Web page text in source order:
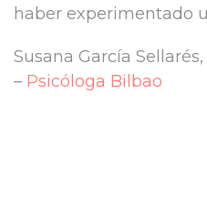
haber experimentado
Susana García
– Psicóloga Bilbao